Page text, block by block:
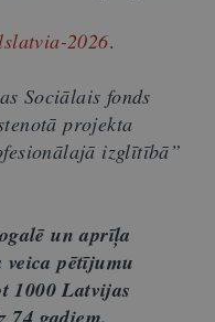
2026.
Sociālais fonds
projekta
izglītībā”
un aprīļa
pētījumu
1000 Latvijas